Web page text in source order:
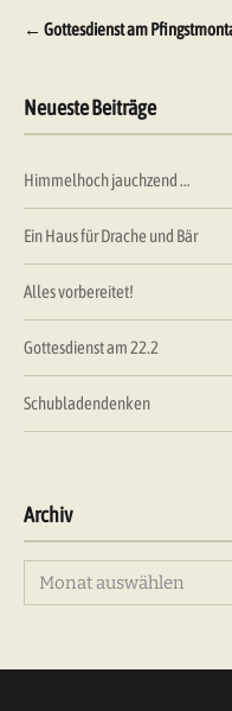
Beitragsnavigation
← Gottesdienst am
Neueste Beiträge
Himmelhoch jauchzend …
Ein Haus für Drache und Bär
Alles vorbereitet!
Gottesdienst am 22.2
Schubladendenken
Archiv
Archiv